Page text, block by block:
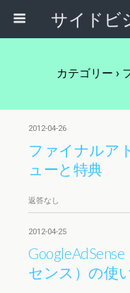
カテゴリー ›
2012-04-26
ファイナル
ューと特典
返答なし
2012-04-25
センス）の使